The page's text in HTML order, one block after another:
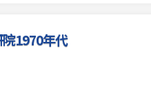
1970年代